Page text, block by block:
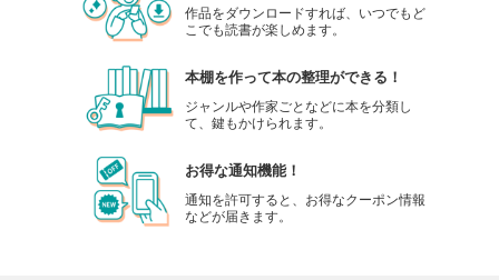
作品をダウンロードすれば、いつでもど
こでも読書が楽しめます。
本棚を作って本の整理ができる！
ジャンルや作家ごとなどに本を分類し
て、鍵もかけられます。
お得な通知機能！
通知を許可すると、お得なクーポン情報
などが届きます。